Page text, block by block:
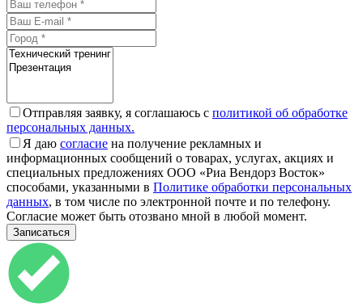
Отправляя заявку, я соглашаюсь с политикой об обработке
персональных данных.
Я даю согласие на получение рекламных и
информационных сообщений о товарах, услугах, акциях и
специальных предложениях ООО «Риа Вендорз Восток»
способами, указанными в Политике обработки персональных
данных, в том числе по электронной почте и по телефону.
Согласие может быть отозвано мной в любой момент.